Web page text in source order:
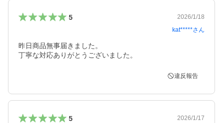
5
2026/1/18
kat*****さん
昨日商品無事届きました。
丁寧な対応ありがとうございました。
違反報告
5
2026/1/17